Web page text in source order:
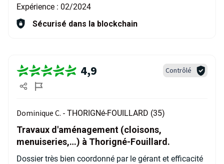
Expérience : 02/2024
Sécurisé dans la blockchain
4,9 Contrôlé
Dominique C. - THORIGNé-FOUILLARD (35)
Travaux d'aménagement (cloisons,
menuiseries,…) à Thorigné-Fouillard.
Dossier très bien coordonné par le gérant et efficacité